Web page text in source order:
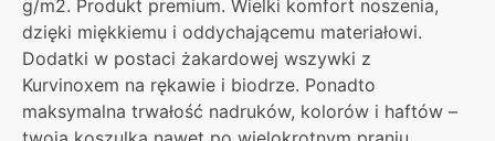
g/m2. Produkt premium. Wielki komfort noszenia,
dzięki miękkiemu i oddychającemu materiałowi.
Dodatki w postaci żakardowej wszywki z
Kurvinoxem na rękawie i biodrze. Ponadto
maksymalna trwałość nadruków, kolorów i haftów –